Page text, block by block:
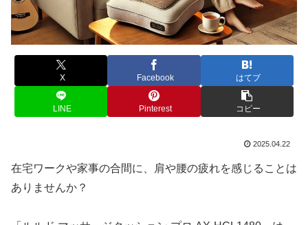
X Facebook はてブ
LINE Pinterest コピー
2025.04.22
在宅ワークや家事の合間に、肩や腰の疲れを感じることは
ありませんか？